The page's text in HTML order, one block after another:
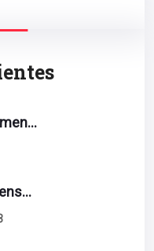
¿Por Qué Implementar La Metodología Inbound Marketing En Tu Empresa?
El Video. Indispensable En Tu Estrategia De Contenidos.